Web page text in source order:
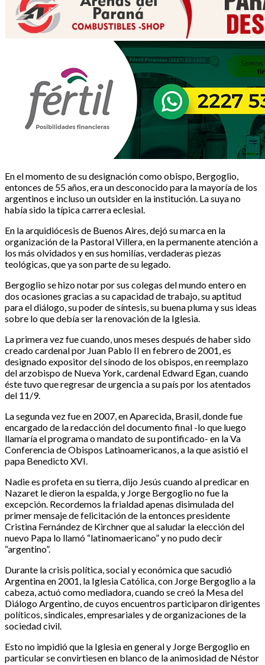
En el momento de su designación como obispo, Bergoglio,
entonces de 55 años, era un desconocido para la mayoría de los
argentinos e incluso un outsider en la institución. La suya no
había sido la típica carrera eclesial.
En la arquidiócesis de Buenos Aires, dejó su marca en la
organización de la Pastoral Villera, en la permanente atención a
los más olvidados y en sus homilías, verdaderas piezas
teológicas, que ya son parte de su legado.
Bergoglio se hizo notar por sus colegas del mundo entero en
dos ocasiones gracias a su capacidad de trabajo, su aptitud
para el diálogo, su poder de síntesis, su buena pluma y sus ideas
sobre lo que debía ser la renovación de la Iglesia.
La primera vez fue cuando, unos meses después de haber sido
creado cardenal por Juan Pablo II en febrero de 2001, es
designado expositor del sínodo de los obispos, en reemplazo
del arzobispo de Nueva York, cardenal Edward Egan, cuando
éste tuvo que regresar de urgencia a su país por los atentados
del 11/9.
La segunda vez fue en 2007, en Aparecida, Brasil, donde fue
encargado de la redacción del documento final -lo que luego
llamaría el programa o mandato de su pontificado- en la Va
Conferencia de Obispos Latinoamericanos, a la que asistió el
papa Benedicto XVI.
Nadie es profeta en su tierra, dijo Jesús cuando al predicar en
Nazaret le dieron la espalda, y Jorge Bergoglio no fue la
excepción. Recordemos la frialdad apenas disimulada del
primer mensaje de felicitación de la entonces presidente
Cristina Fernández de Kirchner que al saludar la elección del
nuevo Papa lo llamó “latinomaericano” y no pudo decir
“argentino”.
Durante la crisis política, social y económica que sacudió
Argentina en 2001, la Iglesia Católica, con Jorge Bergoglio a la
cabeza, actuó como mediadora, cuando se creó la Mesa del
Diálogo Argentino, de cuyos encuentros participaron dirigentes
políticos, sindicales, empresariales y de organizaciones de la
sociedad civil.
Esto no impidió que la Iglesia en general y Jorge Bergoglio en
particular se convirtiesen en blanco de la animosidad de Néstor